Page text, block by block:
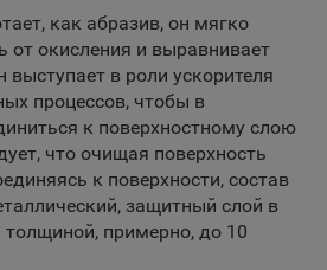
как абразив, он мягко
от окисления и выравнивает
выступает в роли ускорителя
процессов, чтобы в
к поверхностному слою
что очищая поверхность
к поверхности, состав
защитный слой в
примерно, до 10